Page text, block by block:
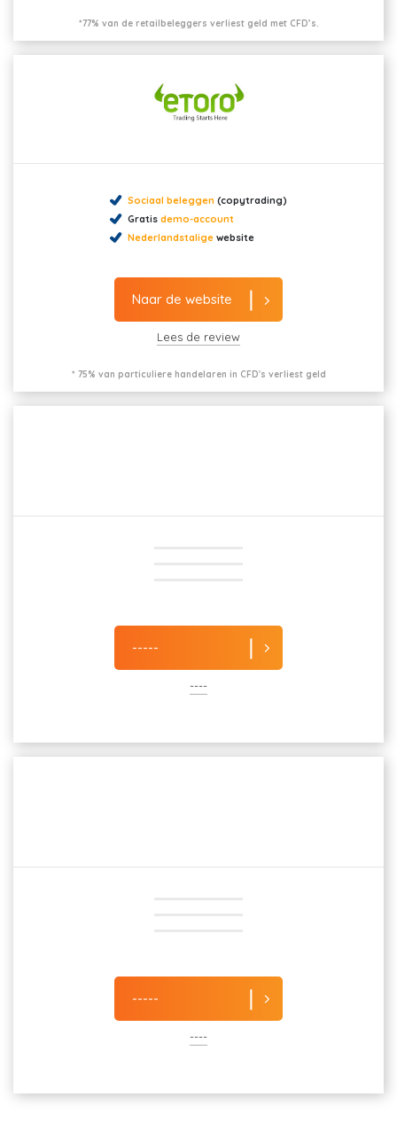
*77% van de retailbeleggers verliest geld met CFD’s.
Sociaal beleggen (copytrading)
Gratis demo-account
Nederlandstalige website
Naar de website
Lees de review
* 75% van particuliere handelaren in CFD's verliest geld
-----
----
-----
----